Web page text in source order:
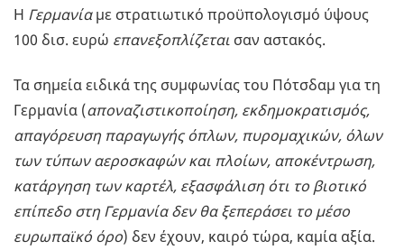
Η Γερμανίαμε στρατιωτικό προϋπολογισμό ύψους
100 δισ. ευρώ επανεξοπλίζεται σαν αστακός.
Τα σημεία ειδικά της συμφωνίας του Πότσδαμ για τη
Γερμανία (αποναζιστικοποίηση, εκδημοκρατισμός,
απαγόρευση παραγωγής όπλων, πυρομαχικών, όλων
των τύπων αεροσκαφών και πλοίων, αποκέντρωση,
κατάργηση των καρτέλ, εξασφάλιση ότι το βιοτικό
επίπεδο στη Γερμανία δεν θα ξεπεράσει το μέσο
ευρωπαϊκό όρο) δεν έχουν, καιρό τώρα, καμία αξία.